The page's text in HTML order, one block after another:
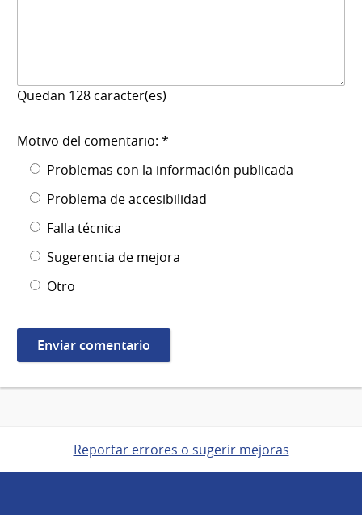
Quedan 128 caracter(es)
Motivo del comentario: *
Problemas con la información publicada
Problema de accesibilidad
Falla técnica
Sugerencia de mejora
Otro
Reportar errores o sugerir mejoras